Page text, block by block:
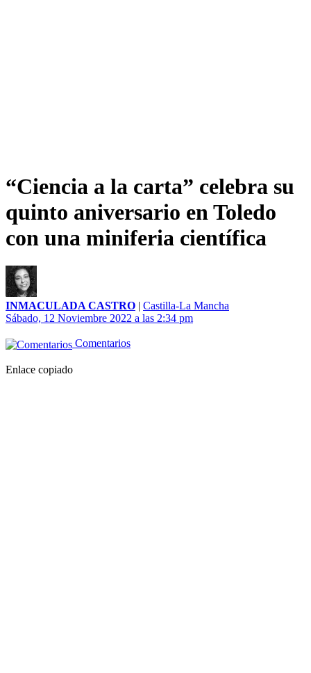
“Ciencia a la carta” celebra su
quinto aniversario en Toledo
con una miniferia científica
INMACULADA CASTRO | Castilla-La Mancha
Sábado, 12 Noviembre 2022 a las 2:34 pm
Comentarios
Enlace copiado